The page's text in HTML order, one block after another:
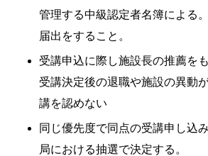
管理する中級認定者名簿による
届出をすること。
受講申込に際し施設長の推薦を
受講決定後の退職や施設の異動
講を認めない
同じ優先度で同点の受講申し込
局における抽選で決定する。